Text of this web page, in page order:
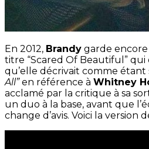
En 2012, Brandy garde encore
titre “Scared Of Beautiful” qui
qu’elle décrivait comme étant
All”en référence à Whitney
acclamé par la critique à sa
un duo à la base, avant que
change d’avis. Voici la version